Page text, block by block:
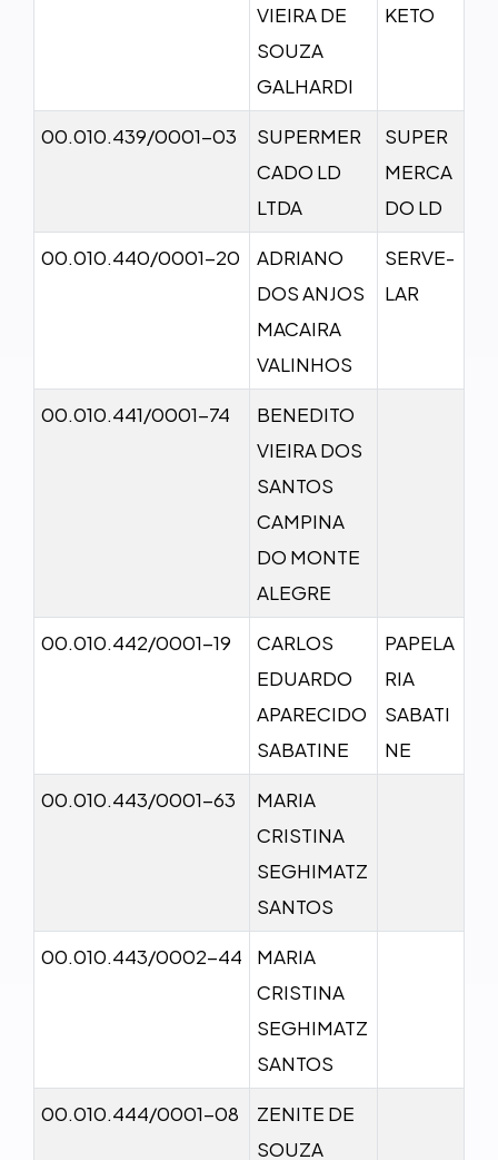
VIEIRA DE
SOUZA
GALHARDI
KETO
00.010.439/0001-03
SUPERMER
CADO LD
LTDA
SUPER
MERCA
DO LD
00.010.440/0001-20
ADRIANO
DOS ANJOS
MACAIRA
VALINHOS
SERVE-
LAR
00.010.441/0001-74
BENEDITO
VIEIRA DOS
SANTOS
CAMPINA
DO MONTE
ALEGRE
00.010.442/0001-19
CARLOS
EDUARDO
APARECIDO
SABATINE
PAPELA
RIA
SABATI
NE
00.010.443/0001-63
MARIA
CRISTINA
SEGHIMATZ
SANTOS
00.010.443/0002-44
MARIA
CRISTINA
SEGHIMATZ
SANTOS
00.010.444/0001-08
ZENITE DE
SOUZA